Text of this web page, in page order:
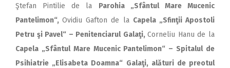
Ştefan Pintilie de la Parohia „Sfântul Mare Mucenic
Pantelimon“,Ovidiu Gafton de la Capela „Sfinţii Apostoli
Petru şi Pavel“ – Penitenciarul Galaţi,Corneliu Hanu de la
Capela „Sfântul Mare Mucenic Pantelimon“ – Spitalul de
Psihiatrie „Elisabeta Doamna“ Galaţi, alături de preotul